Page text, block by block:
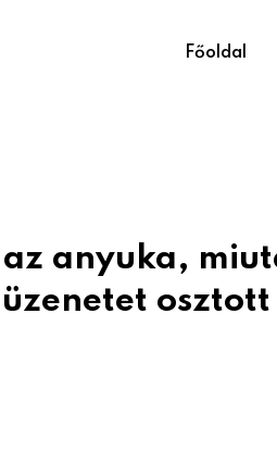
Főoldal
anyuka,
osztott